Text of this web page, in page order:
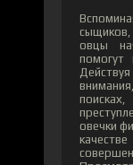
овцы
помогут
овечки